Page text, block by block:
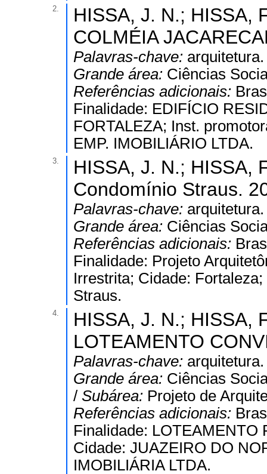
2.
HISSA, J. N.; HISSA,
COLMÉIA
Palavras-chave: arquitetura.
Grande área: Ciências
Referências adicionais:
Finalidade: EDIFÍCIO
FORTALEZA; Inst.
EMP. IMOBILIÁRIO LTDA.
3.
HISSA, J. N.; HISSA,
Condomínio Straus.
Palavras-chave: arquitetura.
Grande área: Ciências
Referências adicionais:
Finalidade: Projeto
Irrestrita; Cidade:
Straus.
4.
HISSA, J. N.; HISSA,
LOTEAMENTO
Palavras-chave: arquitetura.
Grande área: Ciências
/ Subárea: Projeto de
Referências adicionais:
Finalidade: LOTEAMENTO
Cidade: JUAZEIRO DO
IMOBILIÁRIA LTDA.